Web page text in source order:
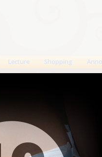
Lecture Shopping